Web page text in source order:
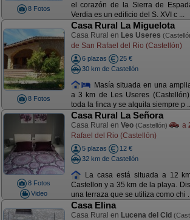
8 Fotos
el corazón de la Sierra de
Verdia es un edificio del S. XVI c ...
8 Fotos
Casa Rural La Miguelota
Casa Rural en Les Useres
de San Rafael del Rio (Castellón)
6 plazas
25 €
30 km de Castellón
Masía situada en una
a 3 km de Les Useres
toda la finca y se alquila siempre p
8 Fotos
Video
Casa Rural La Señora
Casa Rural en Veo (Castellón) a
Rafael del Rio (Castellón)
5 plazas
12 €
32 km de Castellón
La casa está situada a 12
Castellon y a 35 km de la playa.
una terraza que se utiliza como chi
Casa Elina
Casa Rural en Lucena del Cid